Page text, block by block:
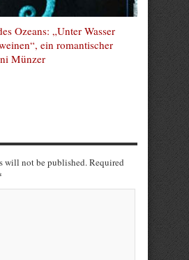
Ozeans: „Unter Wasser
ein romantischer
Münzer
will not be published. Required